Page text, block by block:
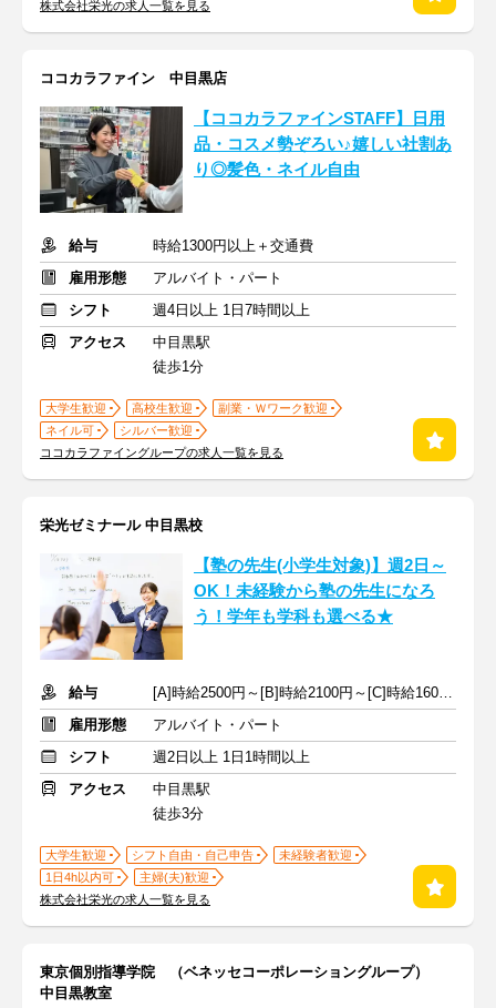
株式会社栄光の求人一覧を見る
ココカラファイン 中目黒店
【ココカラファインSTAFF】日用
品・コスメ勢ぞろい♪嬉しい社割あ
り◎髪色・ネイル自由
給与
時給1300円以上＋交通費
雇用形態
アルバイト・パート
シフト
週4日以上 1日7時間以上
アクセス
中目黒駅
徒歩1分
大学生歓迎 高校生歓迎
副業・Ｗワーク歓迎
ネイル可
シルバー歓迎
ココカラファイングループの求人一覧を見る
栄光ゼミナール 中目黒校
【塾の先生(小学生対象)】週2日～
OK！未経験から塾の先生になろ
う！学年も学科も選べる★
給与
[A]時給2500円～[B]時給2100円～[C]時給1600円～ ※生徒数による
雇用形態
アルバイト・パート
シフト
週2日以上 1日1時間以上
アクセス
中目黒駅
徒歩3分
大学生歓迎 シフト自由・自己申告
未経験者歓迎
1日4h以内可
主婦(夫)歓迎
株式会社栄光の求人一覧を見る
東京個別指導学院 （ベネッセコーポレーショングループ）
中目黒教室